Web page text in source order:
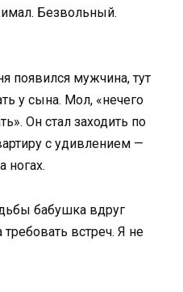
Безвольный.
появился мужчина, тут
у сына. Мол, «нечего
Он стал заходить по
с удивлением —
ногах.
бабушка вдруг
встреч. Я не